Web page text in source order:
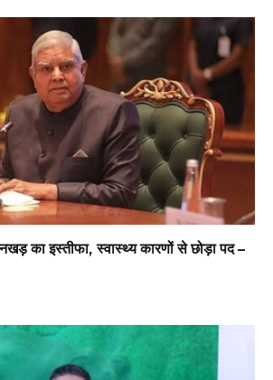
का इस्तीफा, स्वास्थ्य कारणों से छोड़ा पद –